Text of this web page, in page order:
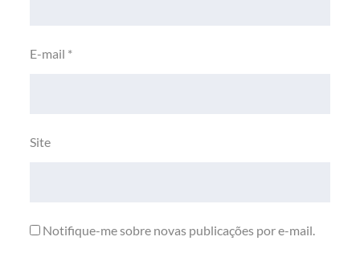
E-mail *
Site
Notifique-me sobre novas publicações por e-mail.